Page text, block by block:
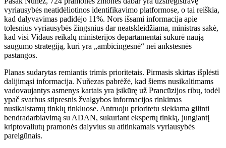
vyriausybės neatidėliotinos identifikavimo platformose, o tai reiškia,
kad dalyvavimas padidėjo 11%. Nors išsami informacija apie
tolesnius vyriausybės žingsnius dar neatskleidžiama, ministras sakė,
kad visi Vidaus reikalų ministerijos departamentai sukūrė naują
saugumo strategiją, kuri yra „ambicingesnė“ nei ankstesnės
pastangos.
Planas sudarytas remiantis trimis prioritetais. Pirmasis skirtas išplėsti
dalijimąsi informacija. Nuñezas pabrėžė, kad šiems nusikaltimams
vadovaujantys asmenys kartais yra įsikūrę už Prancūzijos ribų, todėl
ypač svarbus stipresnis žvalgybos informacijos rinkimas
nusikalstamų tinklų tinkluose. Antruoju prioritetu siekiama gilinti
bendradarbiavimą su ADAN, sukuriant ekspertų tinklą, jungiantį
kriptovaliutų pramonės dalyvius su atitinkamais vyriausybės
pareigūnais.